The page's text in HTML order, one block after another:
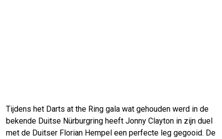
Tijdens het Darts at the Ring gala wat gehouden werd in de
bekende Duitse Nürburgring heeft Jonny Clayton in zijn duel
met de Duitser Florian Hempel een perfecte leg gegooid. De